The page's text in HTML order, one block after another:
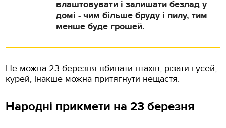
влаштовувати і залишати безлад у
домі - чим більше бруду і пилу, тим
менше буде грошей.
Не можна 23 березня вбивати птахів, різати гусей,
курей, інакше можна притягнути нещастя.
Народні прикмети на 23 березня